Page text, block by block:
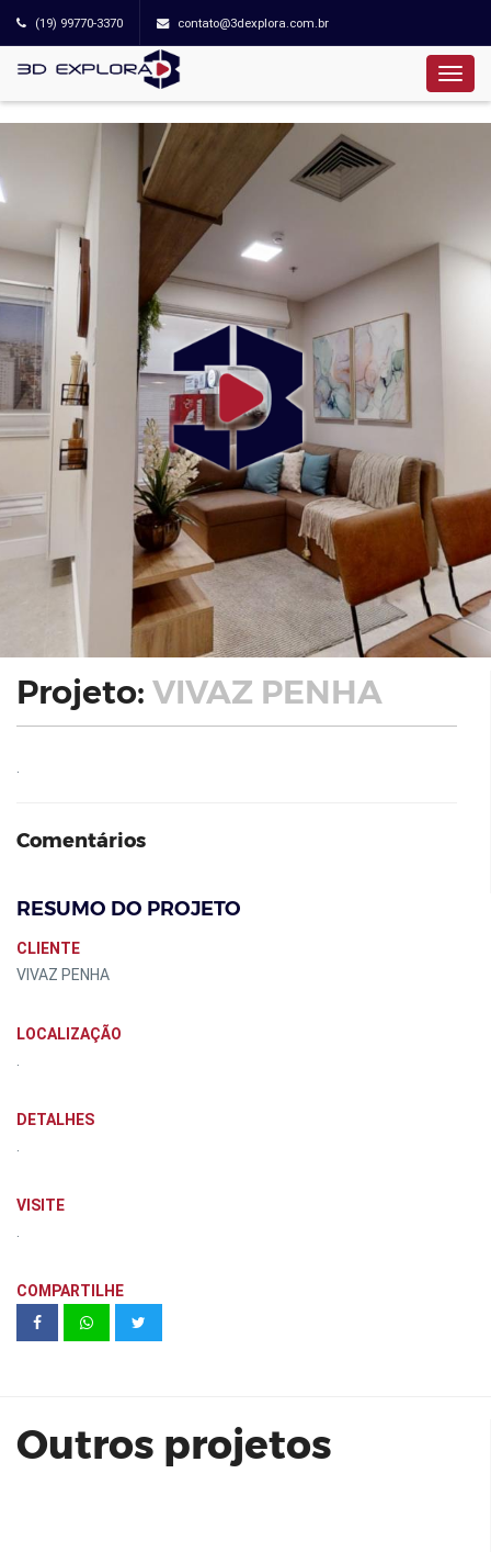
(19) 99770-3370 contato@3dexplora.com.br
Projeto: VIVAZ PENHA
Comentários
RESUMO DO PROJETO
CLIENTE
VIVAZ PENHA
LOCALIZAÇÃO
DETALHES
VISITE
COMPARTILHE
Outros projetos
LIVING ONE Adalberto Kemeny |